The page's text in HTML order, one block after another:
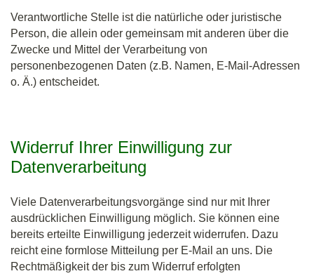
Verantwortliche Stelle ist die natürliche oder juristische
Person, die allein oder gemeinsam mit anderen über die
Zwecke und Mittel der Verarbeitung von
personenbezogenen Daten (z.B. Namen, E-Mail-Adressen
o. Ä.) entscheidet.
Widerruf Ihrer Einwilligung zur
Datenverarbeitung
Viele Datenverarbeitungsvorgänge sind nur mit Ihrer
ausdrücklichen Einwilligung möglich. Sie können eine
bereits erteilte Einwilligung jederzeit widerrufen. Dazu
reicht eine formlose Mitteilung per E-Mail an uns. Die
Rechtmäßigkeit der bis zum Widerruf erfolgten